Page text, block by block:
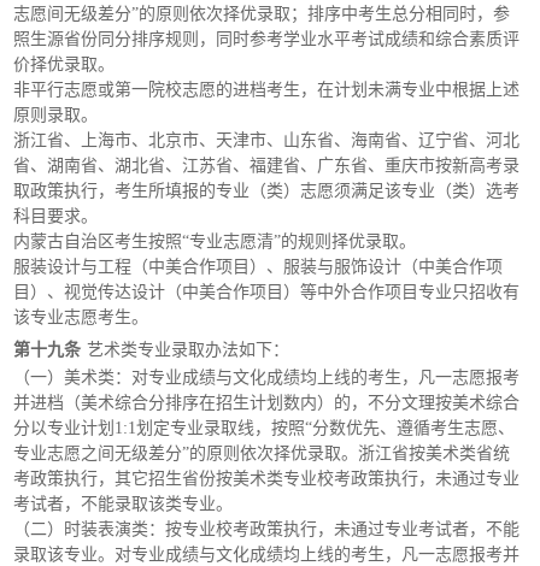
志愿间无级差分”的原则依次择优录取；排序中考生总分相同时，参
照生源省份同分排序规则，同时参考学业水平考试成绩和综合素质评
价择优录取。
非平行志愿或第一院校志愿的进档考生，在计划未满专业中根据上述
原则录取。
浙江省、上海市、北京市、天津市、山东省、海南省、辽宁省、河北
省、湖南省、湖北省、江苏省、福建省、广东省、重庆市按新高考录
取政策执行，考生所填报的专业（类）志愿须满足该专业（类）选考
科目要求。
内蒙古自治区考生按照“专业志愿清”的规则择优录取。
服装设计与工程（中美合作项目）、服装与服饰设计（中美合作项
目）、视觉传达设计（中美合作项目）等中外合作项目专业只招收有
该专业志愿考生。
第十九条 艺术类专业录取办法如下：
（一）美术类：对专业成绩与文化成绩均上线的考生，凡一志愿报考
并进档（美术综合分排序在招生计划数内）的，不分文理按美术综合
分以专业计划 1:1划定专业录取线，按照“分数优先、遵循考生志愿、
专业志愿之间无级差分”的原则依次择优录取。浙江省按美术类省统
考政策执行，其它招生省份按美术类专业校考政策执行，未通过专业
考试者，不能录取该类专业。
（二）时装表演类：按专业校考政策执行，未通过专业考试者，不能
录取该专业。对专业成绩与文化成绩均上线的考生，凡一志愿报考并